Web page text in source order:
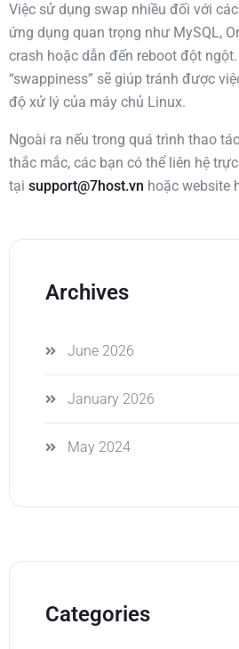
Việc sử dụng swap nhiều đối với
ứng dụng quan trọng như MySQL,
crash hoặc dẫn đến reboot đột
“swappiness” sẽ giúp tránh được
độ xử lý của máy chủ Linux.
Ngoài ra nếu trong quá trình thao
thắc mắc, các bạn có thể liên hệ
tại support@7host.vn hoặc website
Archives
June 2026
January 2026
May 2024
Categories